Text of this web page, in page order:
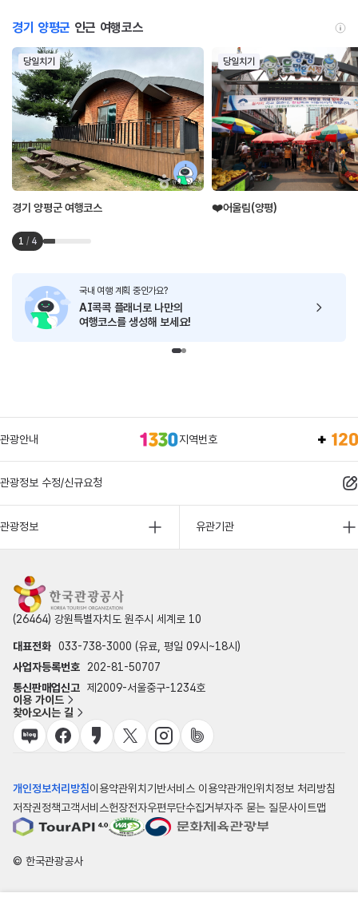
경기 양평군 인근 여행코스
당일치기
경기 양평군 여행코스
당일치기
❤️어울림(양평)
1 / 4
국내 여행 계획 중인가요?
AI콕콕 플래너로 나만의
여행코스를 생성해 보세요!
관광안내 지역번호
관광정보 수정/신규요청
관광정보 유관기관
(26464) 강원특별자치도 원주시 세계로 10
대표전화 033-738-3000 (유료, 평일 09시~18시)
사업자등록번호
202-81-50707
통신판매업신고 제2009-서울중구-1234호
이용 가이드
찾아오시는 길
개인정보처리방침이용약관위치기반서비스 이용약관개인위치정보 처리방침
저작권정책고객서비스헌장전자우편무단수집거부자주 묻는 질문사이트맵
© 한국관광공사